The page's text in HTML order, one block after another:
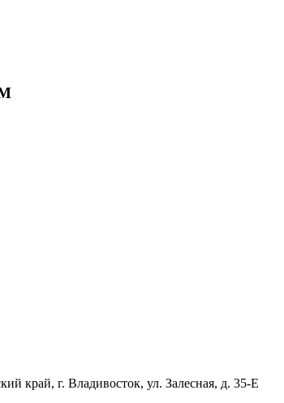
г. Владивосток, ул. Залесная, д. 35-Е